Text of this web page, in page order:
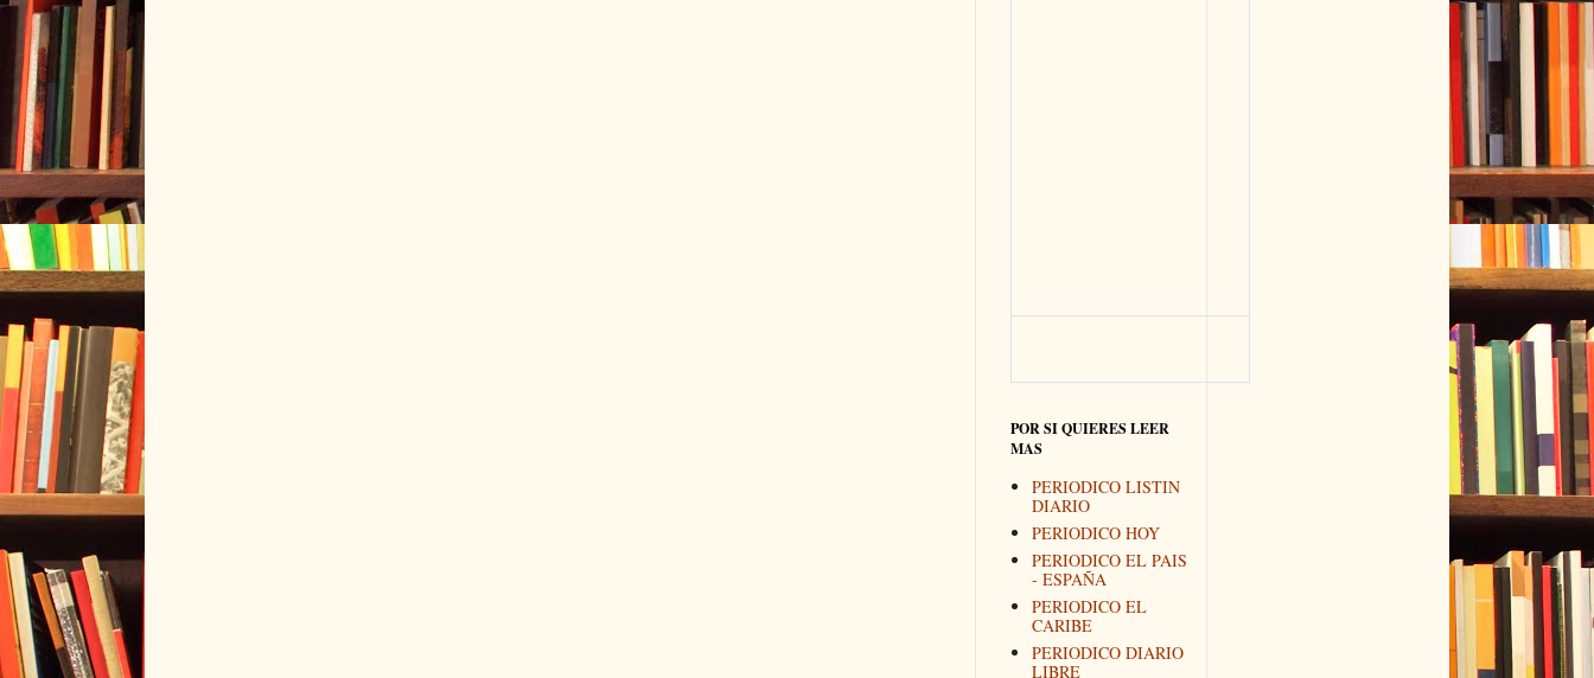
POR SI QUIERES LEER
MAS
PERIODICO LISTIN
DIARIO
PERIODICO HOY
PERIODICO EL PAIS
- ESPAÑA
PERIODICO EL
CARIBE
PERIODICO DIARIO
LIBRE